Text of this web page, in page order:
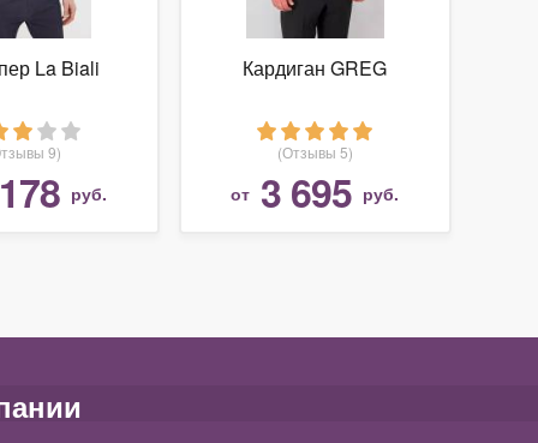
La Biali
9)
руб.
Кардиган GREG
(Отзывы 5)
от 3 695 руб.